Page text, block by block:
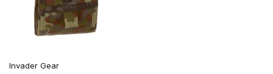
Invader Gear